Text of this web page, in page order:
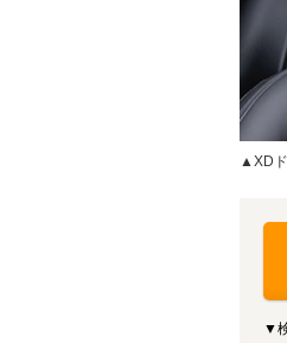
▲XD
▼